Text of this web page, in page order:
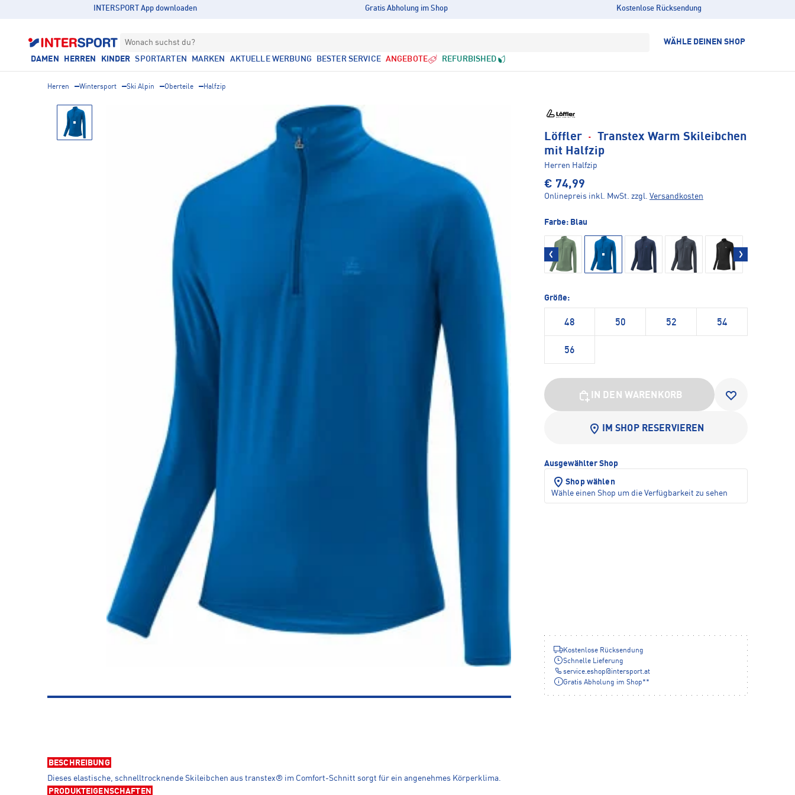
INTERSPORT App downloaden Gratis Abholung im Shop Kostenlose Rücksendung
Wonach suchst du? WÄHLE DEINEN SHOP
DAMEN HERREN KINDER SPORTARTEN MARKEN AKTUELLE WERBUNG BESTER SERVICE ANGEBOTE REFURBISHED
Herren Wintersport Ski Alpin Oberteile Halfzip
Löffler · Transtex Warm Skileibchen
mit Halfzip
Herren Halfzip
€ 74,99
Onlinepreis inkl. MwSt. zzgl. Versandkosten
Farbe: Blau
Größe:
48 50 52 54
56
IN DEN WARENKORB
IM SHOP RESERVIEREN
Ausgewählter Shop
Shop wählen
Wähle einen Shop um die Verfügbarkeit zu sehen
Kostenlose Rücksendung
Schnelle Lieferung
service.eshop@intersport.at
Gratis Abholung im Shop**
BESCHREIBUNG
Dieses elastische, schnelltrocknende Skileibchen aus transtex® im Comfort-Schnitt sorgt für ein angenehmes Körperklima.
PRODUKTEIGENSCHAFTEN